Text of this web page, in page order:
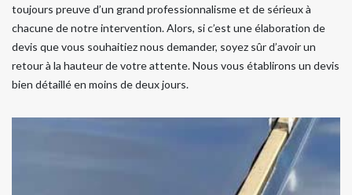
toujours preuve d’un grand professionnalisme et de sérieux à
chacune de notre intervention. Alors, si c’est une élaboration de
devis que vous souhaitiez nous demander, soyez sûr d’avoir un
retour à la hauteur de votre attente. Nous vous établirons un devis
bien détaillé en moins de deux jours.